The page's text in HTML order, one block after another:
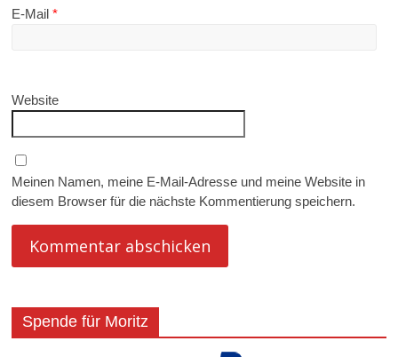
E-Mail*
Website
Meinen Namen, meine E-Mail-Adresse und meine Website in
diesem Browser für die nächste Kommentierung speichern.
Spende für Moritz